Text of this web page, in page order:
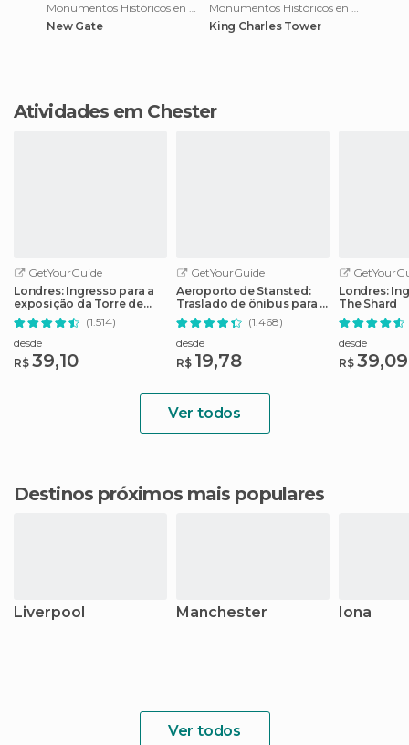
Monumentos Históricos en Chester
New Gate
Monumentos Históricos en Chester
King Charles Tower
Atividades em Chester
GetYourGuide
Londres: Ingresso para a
exposição da Torre de
Londres e das Joias da
Coroa
(1.514)
desde
R$ 39,10
GetYourGuide
Aeroporto de Stansted:
Traslado de ônibus para o
centro de Londres
(1.468)
desde
R$ 19,78
Londres:
The Shard
desde
R$ 39,09
Ver todos
Destinos próximos mais populares
Liverpool Manchester Iona
Ver todos